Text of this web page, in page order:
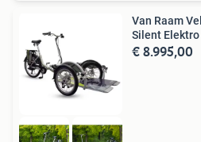
Van Raam
Silent Elektro
€ 8.995,00